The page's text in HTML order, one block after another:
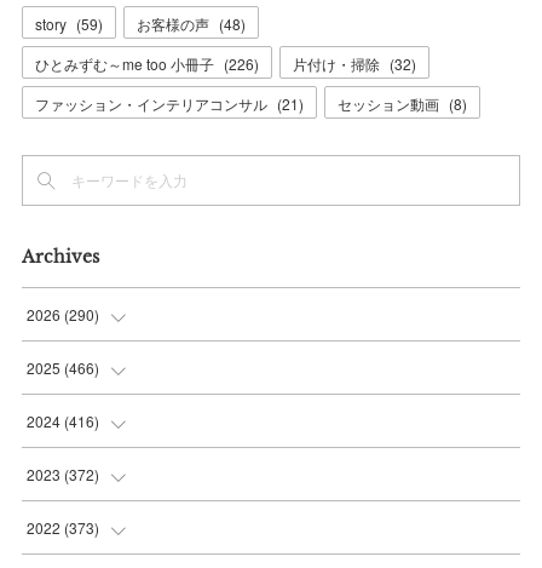
story (59) お客様の声 (48)
ひとみずむ～me too 小冊子 (226) 片付け・掃除 (32)
ファッション・インテリアコンサル (21) セッション動画 (8)
Archives
2026 (290)
(11
(36
(37
(42
2025 (466)
(56
(37
(35
2024 (416)
(38
(39
2023 (372)
(31
2022 (373)